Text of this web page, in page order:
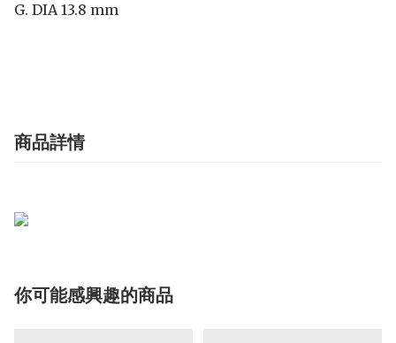
G. DIA 13.8 mm
商品詳情
你可能感興趣的商品